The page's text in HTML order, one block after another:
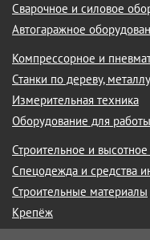
Сварочное и силовое
Автогаражное
Компрессорное и
Станки по дереву,
Измерительная техника
Оборудование для
Строительное и
Спецодежда и средства
Строительные материалы
Крепёж